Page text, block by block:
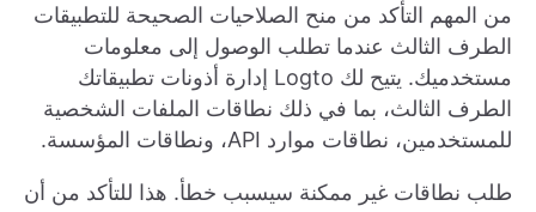
من المهم التأكد من منح الصلاحيات الصحيحة للتطبيقات
الطرف الثالث عندما تطلب الوصول إلى معلومات
مستخدميك. يتيح لك Logto إدارة أذونات تطبيقاتك
الطرف الثالث، بما في ذلك نطاقات الملفات الشخصية
للمستخدمين، نطاقات موارد API، ونطاقات المؤسسة.
طلب نطاقات غير ممكنة سيسبب خطأ. هذا للتأكد من أن